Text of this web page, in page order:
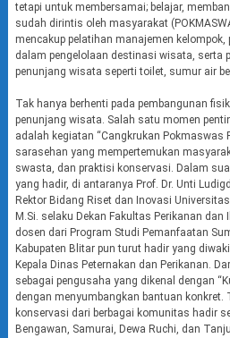
tetapi untuk membersamai; belajar,
sudah dirintis oleh masyarakat
mencakup pelatihan manajemen
dalam pengelolaan destinasi wisata, serta
penunjang wisata seperti toilet, sumur air
Tak hanya berhenti pada pembangunan
penunjang wisata. Salah satu momen
adalah kegiatan “Cangkrukan Pokmaswas
sarasehan yang mempertemukan
swasta, dan praktisi konservasi. Dalam
yang hadir, di antaranya Prof. Dr. Unti
Rektor Bidang Riset dan Inovasi
M.Si. selaku Dekan Fakultas Perikanan
dosen dari Program Studi Pemanfaatan
Kabupaten Blitar pun turut hadir yang
Kepala Dinas Peternakan dan Perikanan.
sebagai pengusaha yang dikenal dengan
dengan menyumbangkan bantuan konkret.
konservasi dari berbagai komunitas hadir
Bengawan, Samurai, Dewa Ruchi, dan